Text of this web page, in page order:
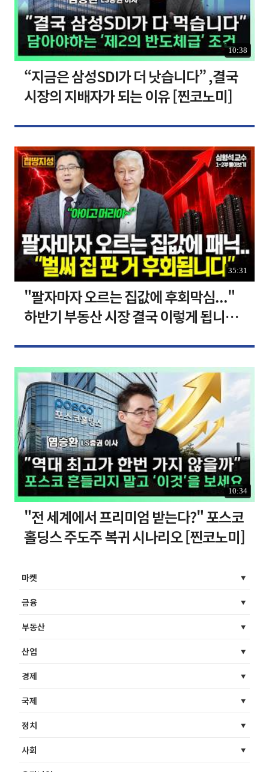
10:38
“지금은 삼성SDI가 더 낫습니다” ,결국
시장의 지배자가 되는 이유 [찐코노미]
35:31
"팔자마자 오르는 집값에 후회막심..."
하반기 부동산 시장 결국 이렇게 됩니다 I
10:34
"전 세계에서 프리미엄 받는다?" 포스코
홀딩스 주도주 복귀 시나리오 [찐코노미]
마켓
금융
부동산
산업
경제
국제
정치
사회